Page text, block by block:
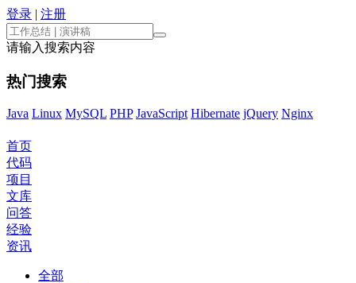
登录 | 注册
请输入搜索内容
热门搜索
Java Linux MySQL PHP JavaScript Hibernate jQuery Nginx
首页
代码
项目
文库
问答
经验
资讯
全部